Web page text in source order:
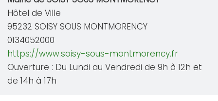
Hôtel de Ville
95232 SOISY SOUS MONTMORENCY
0134052000
https://www.soisy-sous-montmorency.fr
Ouverture : Du Lundi au Vendredi de 9h à 12h et
de 14h à 17h